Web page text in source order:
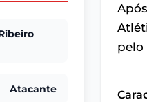
Atacante
pelo